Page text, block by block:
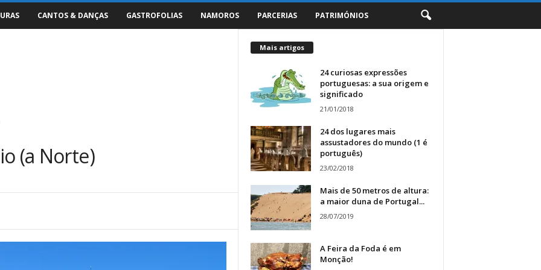
CANTOS & DANÇAS GASTROFOLIAS NAMOROS PARCERIAS PATRIMÓNIOS
(a Norte)
Mais artigos
24 curiosas expressões
portuguesas: a sua origem e
significado
21/01/2018
24 dos lugares mais
assustadores do mundo (1 é
português)
23/02/2018
Mais de 50 metros de altura:
a maior duna de Portugal...
28/07/2019
A Feira da Foda é em
Monção!